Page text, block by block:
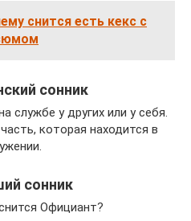
снится есть кекс с
сонник
службе у других или у себя.
которая находится в
сонник
Официант?